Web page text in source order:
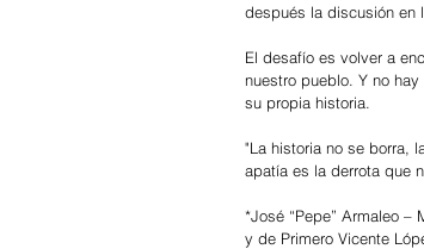
después la discusión en
El desafío es volver a
nuestro pueblo. Y no
su propia historia.
"La historia no se borra,
apatía es la derrota que
*José “Pepe” Armaleo –
y de Primero Vicente